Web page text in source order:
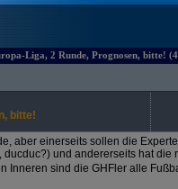
Liga, 2 Runde, Prognosen, bitte!
bitte!
aber einerseits sollen die
und andererseits hat die
Inneren sind die GHFler alle